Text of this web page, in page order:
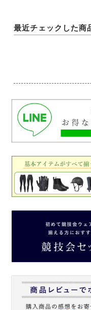
最近チェックした商